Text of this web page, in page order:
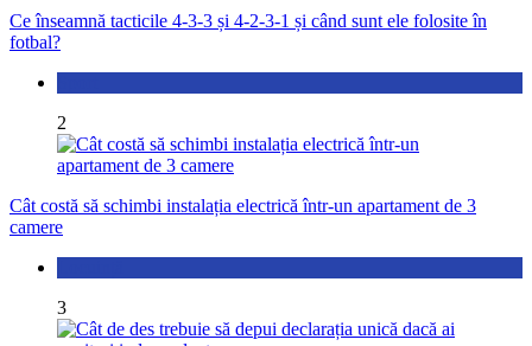
Ce înseamnă tacticile 4-3-3 și 4-2-3-1 și când sunt ele folosite în
fotbal?
2
Cât costă să schimbi instalația electrică într-un apartament de 3
camere
3